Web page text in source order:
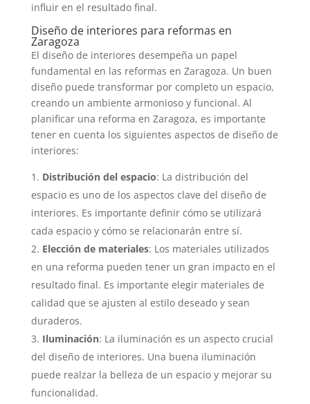
influir en el resultado final.
Diseño de interiores para reformas en
Zaragoza
El diseño de interiores desempeña un papel
fundamental en las reformas en Zaragoza. Un buen
diseño puede transformar por completo un espacio,
creando un ambiente armonioso y funcional. Al
planificar una reforma en Zaragoza, es importante
tener en cuenta los siguientes aspectos de diseño de
interiores:
Distribución del espacio: La distribución del
espacio es uno de los aspectos clave del diseño de
interiores. Es importante definir cómo se utilizará
cada espacio y cómo se relacionarán entre sí.
Elección de materiales: Los materiales utilizados
en una reforma pueden tener un gran impacto en el
resultado final. Es importante elegir materiales de
calidad que se ajusten al estilo deseado y sean
duraderos.
Iluminación: La iluminación es un aspecto crucial
del diseño de interiores. Una buena iluminación
puede realzar la belleza de un espacio y mejorar su
funcionalidad.